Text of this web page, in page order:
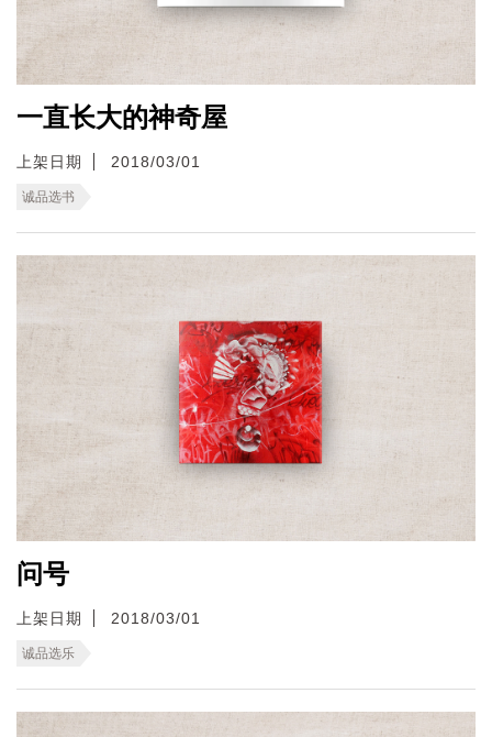
一直长大的神奇屋
上架日期 2018/03/01
诚品选书
问号
上架日期 2018/03/01
诚品选乐